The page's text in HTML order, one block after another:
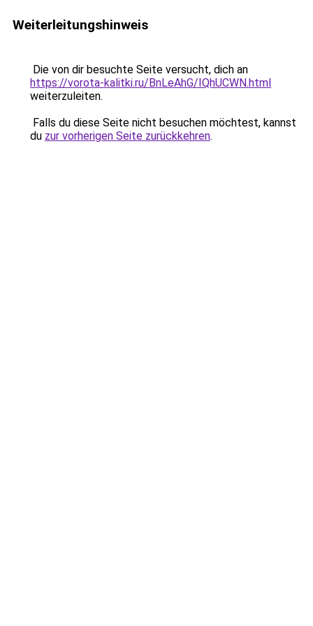
Weiterleitungshinweis
Die von dir besuchte Seite versucht, dich an
https://vorota-kalitki.ru/BnLeAhG/IQhUCWN.html
weiterzuleiten.
Falls du diese Seite nicht besuchen möchtest, kannst
du zur vorherigen Seite zurückkehren.